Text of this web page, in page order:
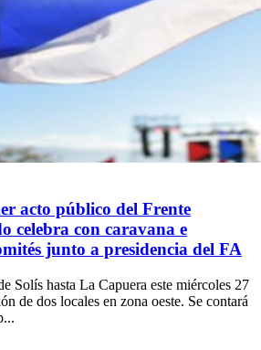
acto público del Frente
celebra con caravana e
junto a presidencia del FA
Solís hasta La Capuera este miércoles 27
de dos locales en zona oeste. Se contará